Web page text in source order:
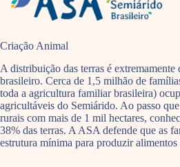
Criação Animal
A distribuição das terras é
brasileiro. Cerca de 1,5 milhão de
toda a agricultura familiar brasileira)
agricultáveis do Semiárido. Ao passo
rurais com mais de 1 mil hectares,
38% das terras. A ASA defende que as
estrutura mínima para produzir